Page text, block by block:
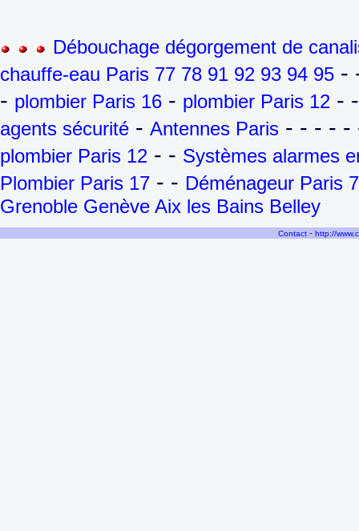
Débouchage dégorgement de
chauffe-eau Paris 77 78 91 92 93 94 95 -
- plombier Paris 16 - plombier Paris 12 -
agents sécurité - Antennes Paris - - - -
plombier Paris 12 - - Systèmes alarmes
Plombier Paris 17 - - Déménageur Paris
Grenoble Genève Aix les Bains Belley
Contact - http://